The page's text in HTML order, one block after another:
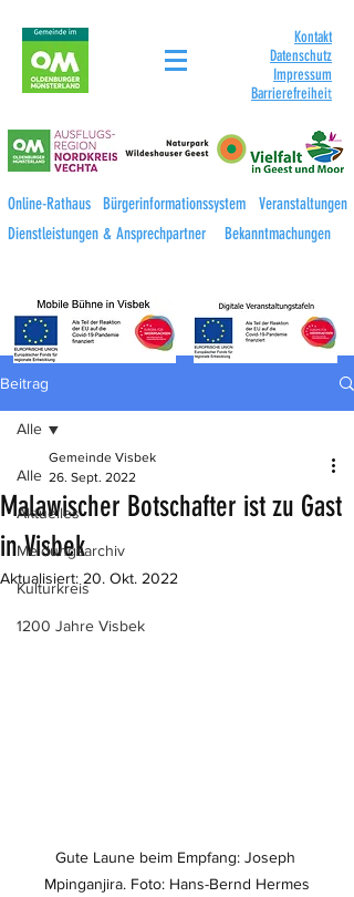
Kontakt
Datenschutz
Impressum
Barrierefreiheit
Online-Rathaus Bürgerinformationssystem
Veranstaltungen
Dienstleistungen & Ansprechpartner
Bekanntmachungen
Beitrag
Alle
Aktuelles
Meldungsarchiv
Kulturkreis
1200 Jahre Visbek
Alle
Malawischer Botschafter ist zu Gast
in Visbek
Gemeinde Visbek
26. Sept. 2022
Aktualisiert: 20. Okt. 2022
Gute Laune beim Empfang: Joseph
Mpinganjira. Foto: Hans-Bernd Hermes